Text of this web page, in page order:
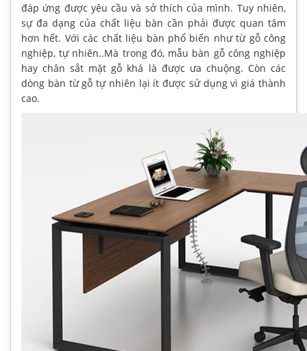
đáp ứng được yêu cầu và sở thích của mình. Tuy nhiên,
sự đa dạng của chất liệu bàn cần phải được quan tâm
hơn hết. Với các chất liệu bàn phổ biến như từ gỗ công
nghiệp, tự nhiên..Mà trong đó, mẫu bàn gỗ công nghiệp
hay chân sắt mặt gỗ khá là được ưa chuộng. Còn các
dòng bàn từ gỗ tự nhiên lại ít được sử dụng vì giá thành
cao.